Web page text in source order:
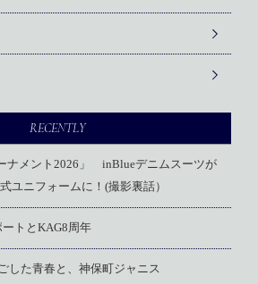
RECENTLY
ナメント2026」 inBlueデニムスーツが
ユニフォームに！(撮影裏話）
トとKAG8周年
した青春と、神保町ジャニス